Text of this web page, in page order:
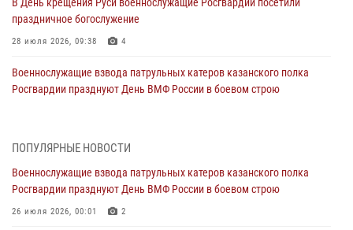
праздничное богослужение
28 июля 2026, 09:38 4
Военнослужащие взвода патрульных катеров казанского полка
Росгвардии празднуют День ВМФ России в боевом строю
Татарстанские росгвардейцы завоевали «бронзу» в окружном этапе
24 июля 2026, 15:05 4
В казанском полку Росгвардии состоялся концерт певицы Кристины
ПОПУЛЯРНЫЕ НОВОСТИ
Военнослужащие взвода патрульных катеров казанского полка
Росгвардии празднуют День ВМФ России в боевом строю
26 июля 2026, 00:01 2